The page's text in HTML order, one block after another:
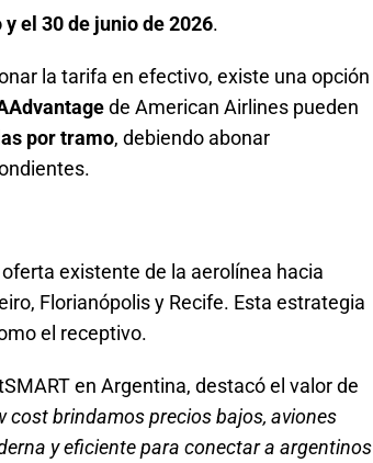
el 30 de junio de 2026.
la tarifa en efectivo, existe una opción
de American Airlines pueden
por tramo, debiendo abonar
existente de la aerolínea hacia
Florianópolis y Recife. Esta estrategia
el receptivo.
en Argentina, destacó el valor de
cost brindamos precios bajos, aviones
y eficiente para conectar a argentinos